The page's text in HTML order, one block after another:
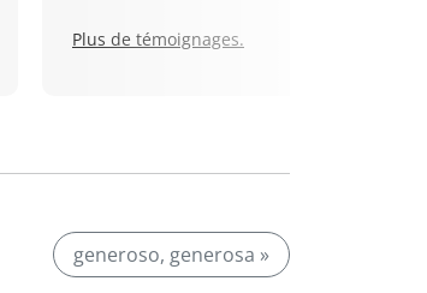
Plus de témoignages.
generoso, generosa »